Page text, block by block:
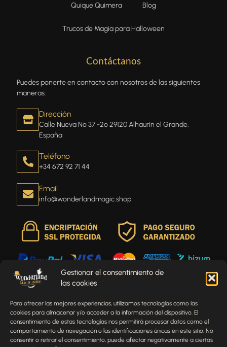
Gestionar el consentimiento de
las cookies
Para ofrecer las mejores experiencias, utilizamos tecnologías como las
cookies para almacenar y/o acceder a la información del dispositivo. El
consentimiento de estas tecnologías nos permitirá procesar datos como el
comportamiento de navegación o las identificaciones únicas en este sitio. No
consentir o retirar el consentimiento, puede afectar negativamente a ciertas
Contáctanos
Puedes ponerte en contacto con nosotros de las siguientes
maneras:
Dirección
Calle Nueva Nº 37 -2º 29120 Alhaurín el Grande,
España
Teléfono
+34 672 92 71 44
Email
info@wonderlandmagic.shop
Quique Quimera Blog
Trucos de Magia para Halloween
Envíenos un mensaje
¿Tienes alguna pregunta, comentario o necesitas ayuda
con tu pedido? Estamos aquí para ayudarte.
NOMBRE